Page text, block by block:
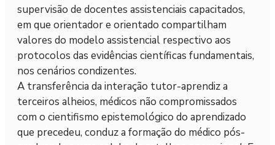
supervisão de docentes assistenciais capacitados,
em que orientador e orientado compartilham
valores do modelo assistencial respectivo aos
protocolos das evidências científicas fundamentais,
nos cenários condizentes.
A transferência da interação tutor-aprendiz a
terceiros alheios, médicos não compromissados
com o cientifismo epistemológico do aprendizado
que precedeu, conduz a formação do médico pós-